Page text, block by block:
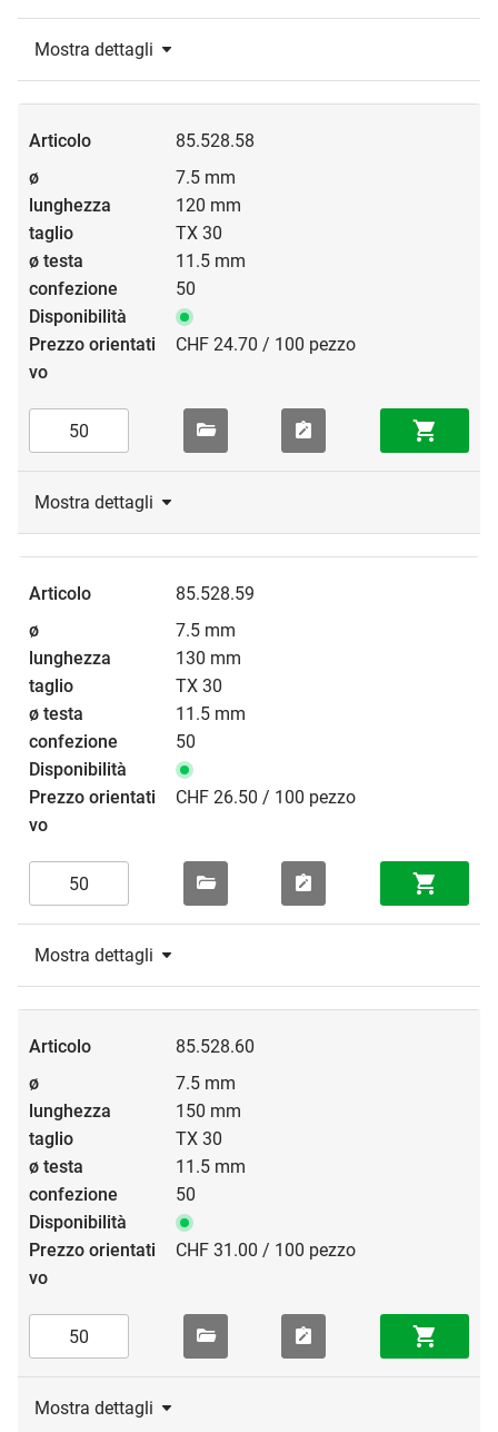
Mostra dettagli
85.528.58
7.5 mm
120 mm
TX 30
11.5 mm
50
CHF 24.70 / 100 pezzo
Mostra dettagli
85.528.59
7.5 mm
130 mm
TX 30
11.5 mm
50
CHF 26.50 / 100 pezzo
Mostra dettagli
85.528.60
7.5 mm
150 mm
TX 30
11.5 mm
50
CHF 31.00 / 100 pezzo
Mostra dettagli